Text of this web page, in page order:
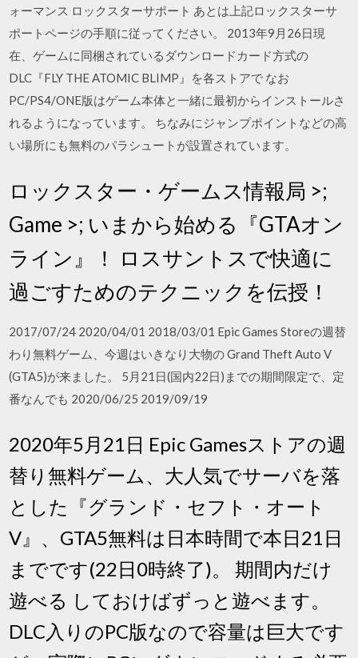
ォーマンス ロックスターサポート あとは上記ロックスターサ
ポートページの手順に従ってください。 2013年9月26日現
在、ゲームに同梱されているダウンロードカード方式の
DLC『FLY THE ATOMIC BLIMP』を各ストアで なお
PC/PS4/ONE版はゲーム本体と一緒に最初からインストールさ
れるようになっています。 ちなみにジャンプポイントなどの高
い場所にも無料のパラシュートが設置されています。
ロックスター・ゲームス情報局 >;
Game >; いまから始める『GTAオン
ライン』！ ロスサントスで快適に
過ごすためのテクニックを伝授！
2017/07/24 2020/04/01 2018/03/01 Epic Games Storeの週替
わり無料ゲーム、今週はいきなり大物の Grand Theft Auto V
(GTA5)が来ました。 5月21日(国内22日)までの期間限定で、定
番なんでも 2020/06/25 2019/09/19
2020年5月21日 Epic Gamesストアの週
替り無料ゲーム、大人気でサーバを落
とした『グランド・セフト・オート
V』、GTA5無料は日本時間で本日21日
までです(22日0時終了)。 期間内だけ
遊べる しておけばずっと遊べます。
DLC入りのPC版なので容量は巨大です